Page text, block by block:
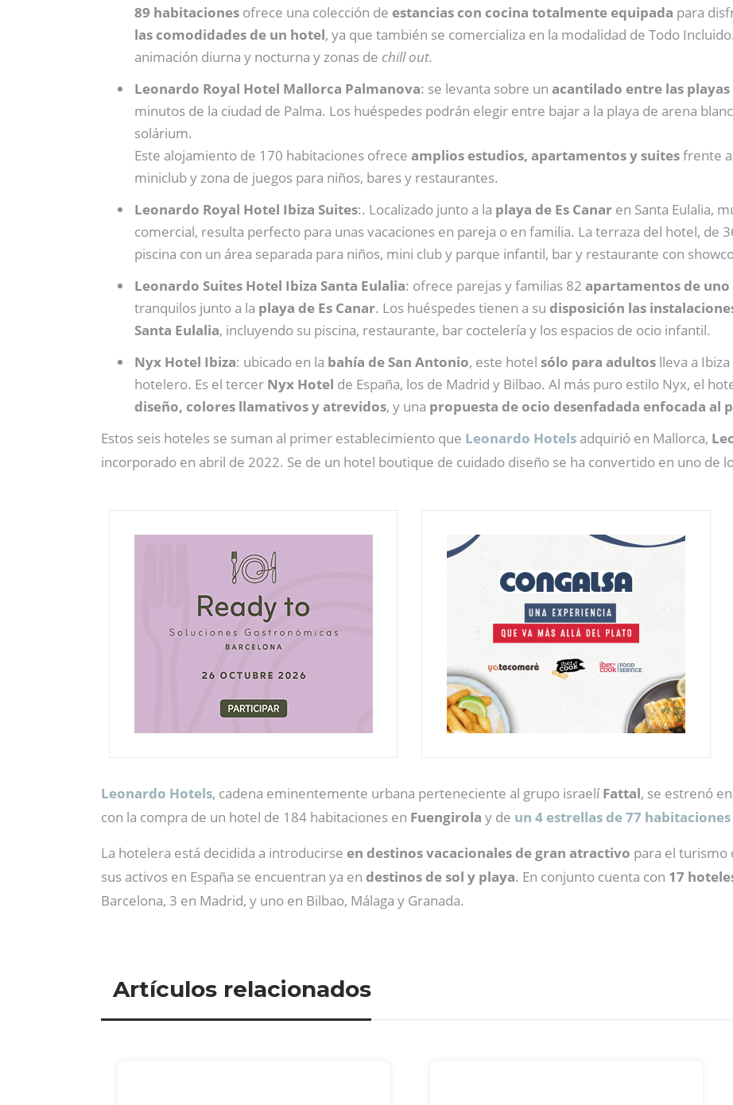
89 habitaciones ofrece una colección de estancias con cocina totalmente equipada para
las comodidades de un hotel, ya que también se comercializa en la modalidad de Todo
animación diurna y nocturna y zonas de chill out.
Leonardo Royal Hotel Mallorca Palmanova: se levanta sobre un acantilado entre las
minutos de la ciudad de Palma. Los huéspedes podrán elegir entre bajar a la playa de arena
solárium.
Este alojamiento de 170 habitaciones ofrece amplios estudios, apartamentos y suitesfrente
miniclub y zona de juegos para niños, bares y restaurantes.
Leonardo Royal Hotel Ibiza Suites:. Localizado junto a la playa de Es Canar en Santa Eulalia,
comercial, resulta perfecto para unas vacaciones en pareja o en familia. La terraza del hotel, de
piscina con un área separada para niños, mini club y parque infantil, bar y restaurante con
Leonardo Suites Hotel Ibiza Santa Eulalia: ofrece parejas y familias 82 apartamentos de
tranquilos junto a la playa de Es Canar. Los huéspedes tienen a su disposición las
Santa Eulalia, incluyendo su piscina, restaurante, bar coctelería y los espacios de ocio infantil.
Nyx Hotel Ibiza: ubicado en la bahía de San Antonio, este hotel sólo para adultos lleva a
hotelero. Es el tercer Nyx Hotel de España, los de Madrid y Bilbao. Al más puro estilo Nyx, el
diseño, colores llamativos y atrevidos, y una propuesta de ocio desenfadada enfocada al
Estos seis hoteles se suman al primer establecimiento que Leonardo Hotels adquirió en Mallorca,
incorporado en abril de 2022. Se de un hotel boutique de cuidado diseño se ha convertido en uno de
Leonardo Hotels, cadena eminentemente urbana perteneciente al grupo israelíFattal, se estrenó
con la compra de un hotel de 184 habitaciones en Fuengirola y de un 4 estrellas de 77
La hotelera está decidida a introducirse en destinos vacacionales de gran atractivo para el turismo
sus activos en España se encuentran ya en destinos de sol y playa. En conjunto cuenta con 17
Barcelona, 3 en Madrid, y uno en Bilbao, Málaga y Granada.
Artículos relacionados